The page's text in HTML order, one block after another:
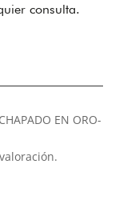
consulta.
EN ORO-